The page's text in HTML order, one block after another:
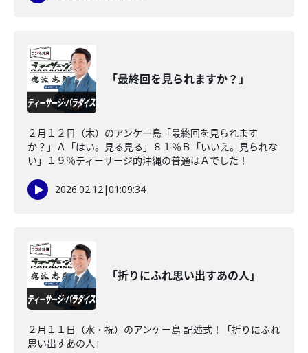
「最終回を見られますか？」
２月１２日（木）のアンケー島「最終回を見られます
か？」Ａ「はい。見る見る」８１％Ｂ「いいえ。見られな
い」１９％ティーサージ的沖縄の普通はＡでした！
2026.02.12|01:09:34
「折りにふれ思い出すあの人」
２月１１日（水・祝）のアンケー島 記述式！「折りにふれ
思い出すあの人」